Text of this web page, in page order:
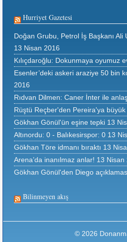
Hurriyet Gazetesi
Doğan Grubu, Petrol İş Başkanı Ali
13 Nisan 2016
Kılıçdaroğlu: Dokunmaya oyumuz
Esenler’deki askeri araziye 50 bin
2016
Rıdvan Dilmen: Caner İnter ile
Rüştü Reçber'den Pereira'ya büyük
Gökhan Gönül'ün eşine tepki 13
Altınordu: 0 - Balıkesirspor: 0 13
Gökhan Töre idmanı bıraktı 13
Arena’da inanılmaz anlar! 13 Nisan
Gökhan Gönül'den Diego
Bilinmeyen akış
© 2026